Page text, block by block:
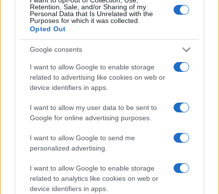
Retention, Sale, and/or Sharing of my
Personal Data that Is Unrelated with the
Purposes for which it was collected.
Opted Out
Google consents
I want to allow Google to enable storage
related to advertising like cookies on web or
device identifiers in apps.
I want to allow my user data to be sent to
Google for online advertising purposes.
I want to allow Google to send me
personalized advertising.
I want to allow Google to enable storage
related to analytics like cookies on web or
device identifiers in apps.
Continua a leggere
LETTERA DI PRESENTAZIONE
Lettera di presentazione in tedesco: guida pratica con